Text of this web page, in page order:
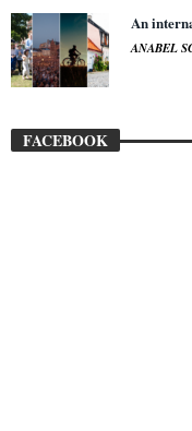
An
ANABEL
FACEBOOK